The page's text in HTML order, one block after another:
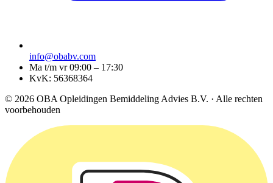
info@obabv.com
Ma t/m vr 09:00 – 17:30
KvK: 56368364
© 2026 OBA Opleidingen Bemiddeling Advies B.V. · Alle rechten
voorbehouden